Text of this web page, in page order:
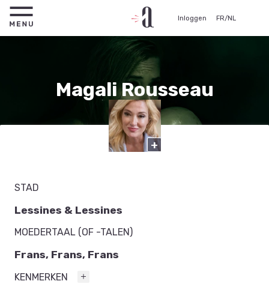
Inloggen FR/NL
Magali Rousseau
Actrice
+
STAD
Lessines & Lessines
MOEDERTAAL (OF -TALEN)
Frans, Frans, Frans
KENMERKEN